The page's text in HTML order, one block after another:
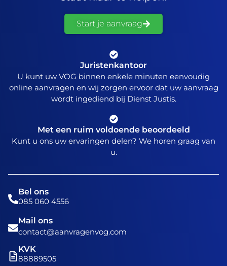
Start je aanvraag
Juristenkantoor
U kunt uw VOG binnen enkele minuten eenvoudig
online aanvragen en wij zorgen ervoor dat uw aanvraag
wordt ingediend bij Dienst Justis.
Met een ruim voldoende beoordeeld
Kunt u ons uw ervaringen delen? We horen graag van
u.
Bel ons
085 060 4556
Mail ons
contact@aanvragenvog.com
KVK
88889505